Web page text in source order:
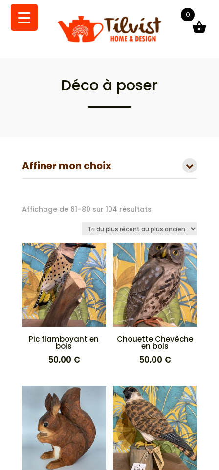
Déco à poser
Affiner mon choix
Affichage de 61–80 sur 104 résultatsTrié
plus
récent
au
plus
ancien
Pic flamboyant en
bois
50,00 €
Chouette Chevêche
en bois
50,00 €
0